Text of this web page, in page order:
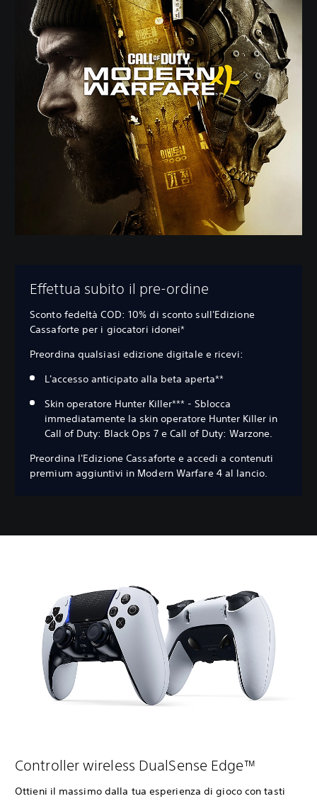
Effettua subito il pre-ordine
Sconto fedeltà COD: 10% di sconto sull'Edizione
Cassaforte per i giocatori idonei*
Preordina qualsiasi edizione digitale e ricevi:
L'accesso anticipato alla beta aperta**
Skin operatore Hunter Killer*** - Sblocca
immediatamente la skin operatore Hunter Killer in
Call of Duty: Black Ops 7 e Call of Duty: Warzone.
Preordina l'Edizione Cassaforte e accedi a contenuti
premium aggiuntivi in Modern Warfare 4 al lancio.
Controller wireless DualSense Edge™
Ottieni il massimo dalla tua esperienza di gioco con tasti